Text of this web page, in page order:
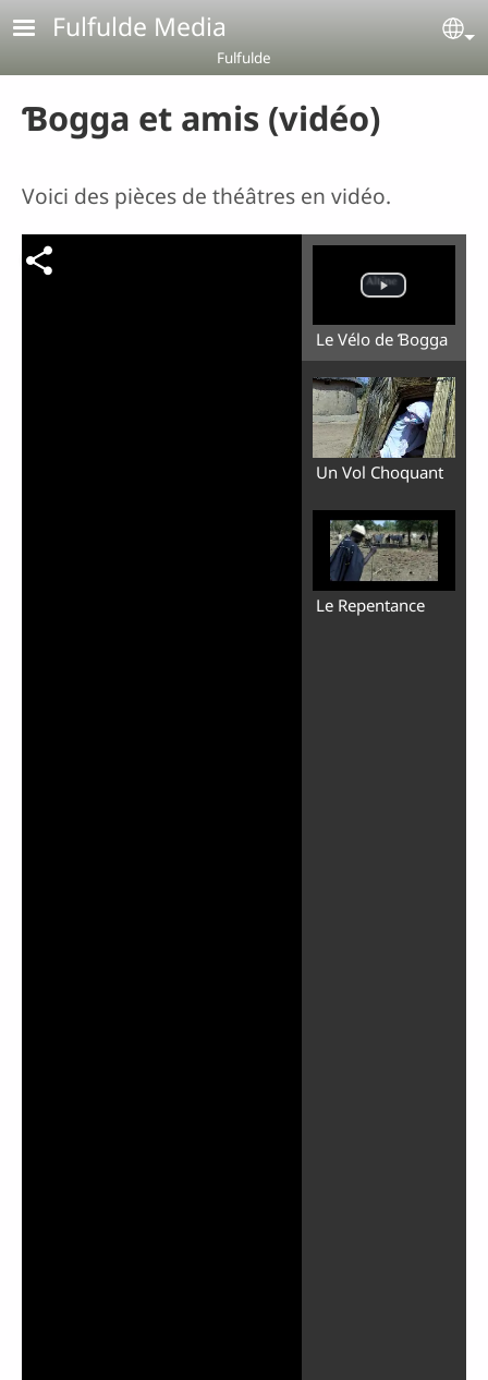
Aller au contenu principal
Fulfulde Media
Fulfulde
Ɓogga et amis (vidéo)
Voici des pièces de théâtres en vidéo.
Le Vélo de Ɓogga
Un Vol Choquant
Le Repentance